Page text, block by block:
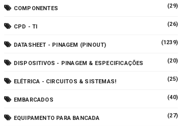
COMPONENTES (29)
CPD - TI (26)
DATASHEET - PINAGEM (PINOUT) (1239)
DISPOSITIVOS - PINAGEM & ESPECIFICAÇÕES (20)
ELÉTRICA - CIRCUITOS & SISTEMAS! (25)
EMBARCADOS (40)
EQUIPAMENTO PARA BANCADA (27)